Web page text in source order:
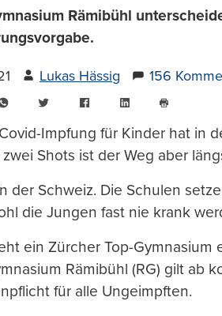
Rämibühl
Lukas Hässig 156
WhatsAppTwitter FacebookLinkedIn
drucken
Impfung für Kinder hat in
Shots ist der Weg aber
der Schweiz. Die Schulen
die Jungen fast nie krank
ein Zürcher Top-Gymnasium
Rämibühl (RG) gilt ab
für alle Ungeimpften.